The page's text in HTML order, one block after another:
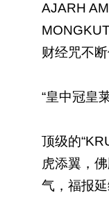
AJARH
财经咒不断
“皇中冠皇
顶级的“
虎添翼，
气，福报